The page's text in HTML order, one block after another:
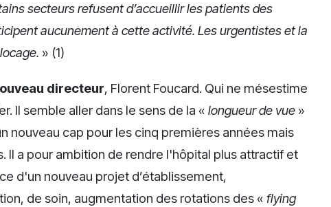
secteurs refusent d’accueillir les patients des
aucunement à cette activité. Les urgentistes et la
» (1)
directeur, Florent Foucard. Qui ne mésestime
Il semble aller dans le sens de la « longueur de vue »
nouveau cap pour les cinq premières années mais
Il a pour ambition de rendre l'hôpital plus attractif et
d'un nouveau projet d’établissement,
de soin, augmentation des rotations des « flying